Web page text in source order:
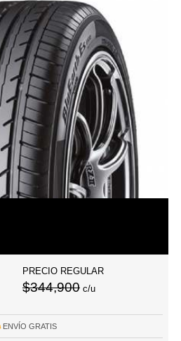
PRECIO REGULAR
$344,900 c/u
ENVÍO GRATIS